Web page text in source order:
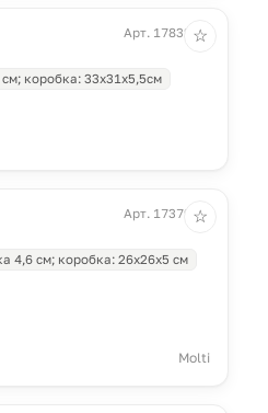
Арт. 17832.30
коробка: 33х31х5,5см
☆
Арт. 17379.00
4,6 см; коробка: 26х26х5 см
Molti
☆